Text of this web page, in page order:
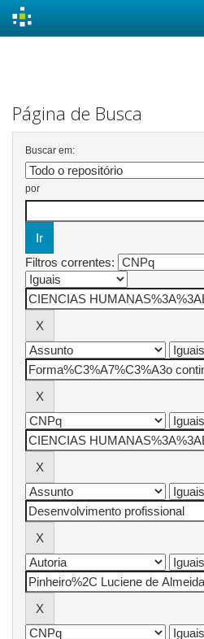
Página de Busca
Buscar em:
por
Filtros correntes: